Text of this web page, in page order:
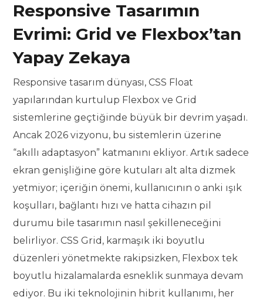
Responsive Tasarımın
Evrimi: Grid ve Flexbox’tan
Yapay Zekaya
Responsive tasarım dünyası, CSS Float
yapılarından kurtulup Flexbox ve Grid
sistemlerine geçtiğinde büyük bir devrim yaşadı.
Ancak 2026 vizyonu, bu sistemlerin üzerine
“akıllı adaptasyon” katmanını ekliyor. Artık sadece
ekran genişliğine göre kutuları alt alta dizmek
yetmiyor; içeriğin önemi, kullanıcının o anki ışık
koşulları, bağlantı hızı ve hatta cihazın pil
durumu bile tasarımın nasıl şekilleneceğini
belirliyor. CSS Grid, karmaşık iki boyutlu
düzenleri yönetmekte rakipsizken, Flexbox tek
boyutlu hizalamalarda esneklik sunmaya devam
ediyor. Bu iki teknolojinin hibrit kullanımı, her